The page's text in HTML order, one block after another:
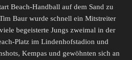
Beach-Handball auf dem Sand zu
Baur wurde schnell ein Mitstreiter
begeisterte Jungs zweimal in der
Platz im Lindenhofstadion und
Kempas und gewöhnten sich an